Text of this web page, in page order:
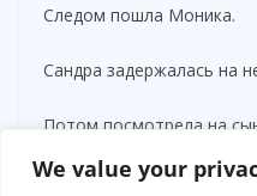
We value your
Следом пошла Моника.
Сандра задержалась на
Потом посмотрела на
— Ты пожалеешь об